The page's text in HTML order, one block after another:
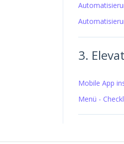
3.
Mobile App
Menü -